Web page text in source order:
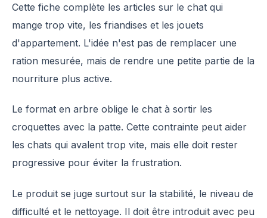
Cette fiche complète les articles sur le chat qui
mange trop vite, les friandises et les jouets
d'appartement. L'idée n'est pas de remplacer une
ration mesurée, mais de rendre une petite partie de la
nourriture plus active.
Le format en arbre oblige le chat à sortir les
croquettes avec la patte. Cette contrainte peut aider
les chats qui avalent trop vite, mais elle doit rester
progressive pour éviter la frustration.
Le produit se juge surtout sur la stabilité, le niveau de
difficulté et le nettoyage. Il doit être introduit avec peu